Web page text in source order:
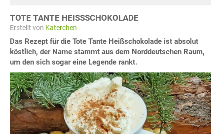
TOTE TANTE HEISSSCHOKOLADE
Erstellt von Katerchen
Das Rezept für die Tote Tante Heißschokolade ist absolut
köstlich, der Name stammt aus dem Norddeutschen Raum,
um den sich sogar eine Legende rankt.